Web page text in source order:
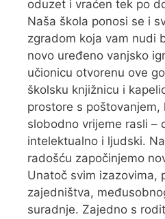
oduzet i vraćen tek po
Naša škola ponosi se i
zgradom koja vam nudi
novo uređeno vanjsko
učionicu otvorenu ove
školsku knjižnicu i
prostore s poštovanjem,
slobodno vrijeme rasli –
intelektualno i ljudski.
radošću započinjemo
Unatoč svim izazovima,
zajedništva,
suradnje. Zajedno s